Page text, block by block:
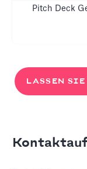
Pitch Deck
LASSEN SIE